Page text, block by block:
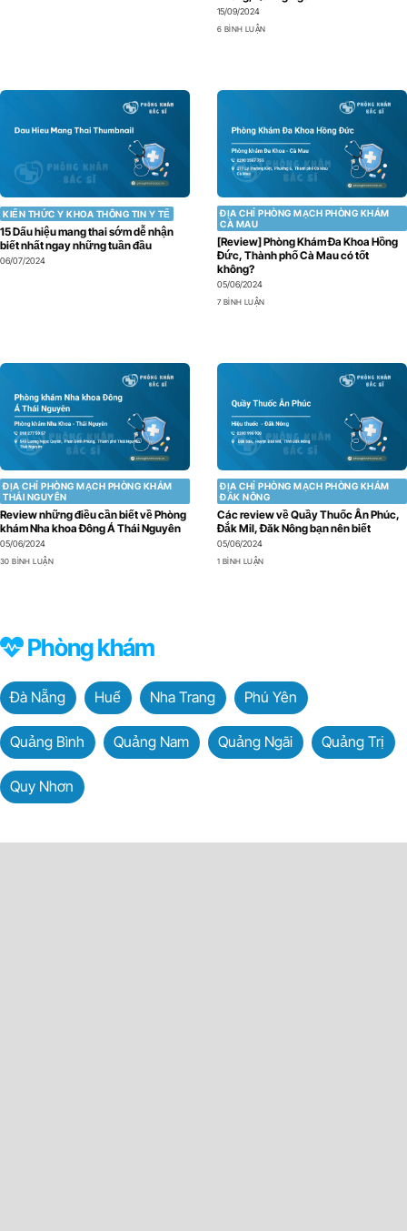
15/09/2024
6 BÌNH LUẬN
KIẾN THỨC Y KHOA THÔNG TIN Y TẾ
15 Dấu hiệu mang thai sớm dễ nhận
biết nhất ngay những tuần đầu
06/07/2024
ĐỊA CHỈ PHÒNG MẠCH PHÒNG KHÁM
CÀ MAU
[Review] Phòng Khám Đa Khoa Hồng
Đức, Thành phố Cà Mau có tốt
không?
05/06/2024
7 BÌNH LUẬN
ĐỊA CHỈ PHÒNG MẠCH PHÒNG KHÁM
THÁI NGUYÊN
Review những điều cần biết về Phòng
khám Nha khoa Đông Á Thái Nguyên
05/06/2024
30 BÌNH LUẬN
ĐỊA CHỈ PHÒNG MẠCH PHÒNG KHÁM
ĐẮK NÔNG
Các review về Quầy Thuốc Ân Phúc,
Đắk Mil, Đăk Nông bạn nên biết
05/06/2024
1 BÌNH LUẬN
Phòng khám
Đà Nẵng Huế Nha Trang Phú Yên
Quảng Bình Quảng Nam Quảng Ngãi Quảng Trị
Quy Nhơn